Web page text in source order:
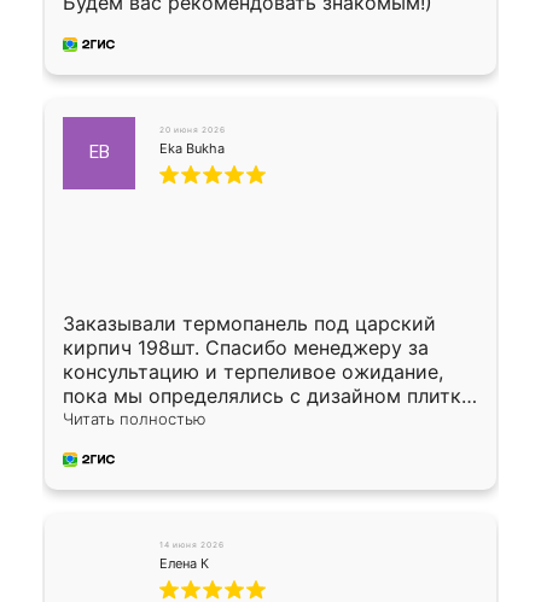
EB
20 июня 2026
Eka Bukha
Заказывали термопанель под царский
кирпич 198шт. Спасибо менеджеру за
консультацию и терпеливое ожидание,
пока мы определялись с дизайном плитки.
Исполнен заказ в срок, спасибо
предоплата наличкой 50%. Накануне с
водителем договорились о доставке в
Окончательный расчет при получении.
Огромная благодарность водителю, помог
выгрузить. Получили коробку плитки на
Читать полностью
14 июня 2026
Елена К